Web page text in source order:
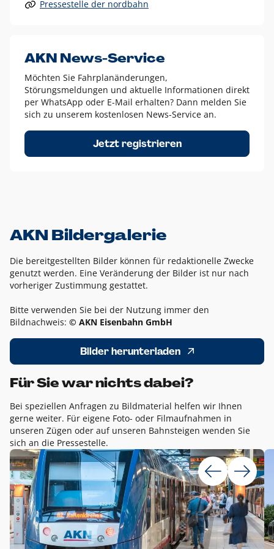
Alle anderen Logo-Varianten dürfen nur in Ausnahmefällen
Diese Ausnahmen sind zum Beispiel:
dem AKN Blau,
weißes Logo auf Fotohintergründen,
schwarzes Logo für reine Schwarz-Weiß-Umsetzungen
Um das Logo herum muss ein Schutzraum von jeweils einer
Höhe bzw. Breite des N aus AKN in alle Richtungen
Pressestelle der nordbahn
AKN News-Service
Möchten Sie Fahrplanänderungen,
Störungsmeldungen und aktuelle Informationen direkt
per WhatsApp oder E-Mail erhalten? Dann melden Sie
sich zu unserem kostenlosen News-Service an.
Jetzt registrieren
AKN Bildergalerie
Die bereitgestellten Bilder können für redaktionelle Zwecke
genutzt werden. Eine Veränderung der Bilder ist nur nach
vorheriger Zustimmung gestattet.
Bitte verwenden Sie bei der Nutzung immer den
Bildnachweis: © AKN Eisenbahn GmbH
Bilder herunterladen
Für Sie war nichts dabei?
Bei speziellen Anfragen zu Bildmaterial helfen wir Ihnen
gerne weiter. Für eigene Foto- oder Filmaufnahmen in
unseren Zügen oder auf unseren Bahnsteigen wenden Sie
sich an die Pressestelle.